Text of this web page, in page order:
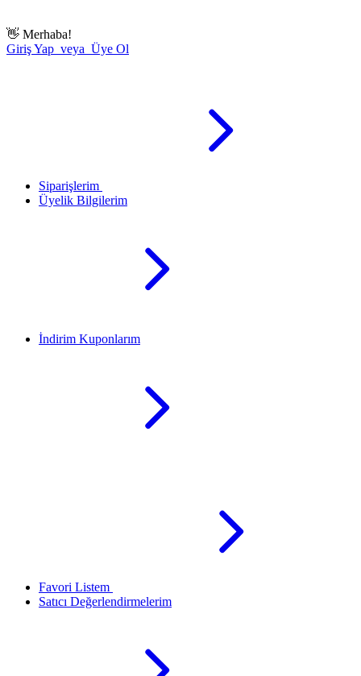
👋 Merhaba!
Giriş Yap veya Üye Ol
Siparişlerim
Üyelik Bilgilerim
İndirim Kuponlarım
Favori Listem
Satıcı Değerlendirmelerim